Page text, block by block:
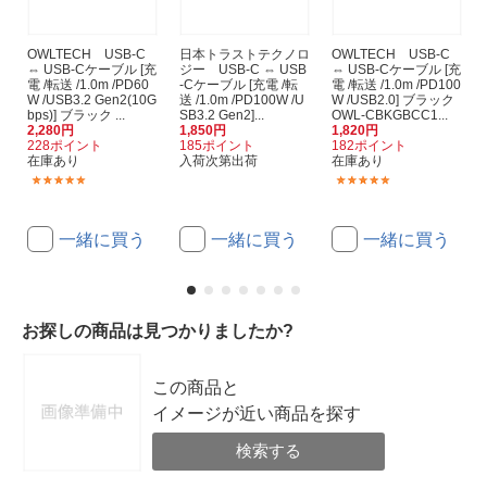
OWLTECH USB-C
⇔ USB-Cケーブル [充
電 /転送 /1.0m /PD60
W /USB3.2 Gen2(10G
bps)] ブラック ...
2,280円
228ポイント
在庫あり
一緒に買う
日本トラストテクノロ
ジー USB-C ⇔ USB
-Cケーブル [充電 /転
送 /1.0m /PD100W /U
SB3.2 Gen2]...
1,850円
185ポイント
入荷次第出荷
一緒に買う
OWLTECH USB-C
⇔ USB-Cケーブル [充
電 /転送 /1.0m /PD100
W /USB2.0] ブラック
OWL-CBKGBCC1...
1,820円
182ポイント
在庫あり
一緒に買う
お探しの商品は見つかりましたか?
この商品と
イメージが近い商品を探す
検索する